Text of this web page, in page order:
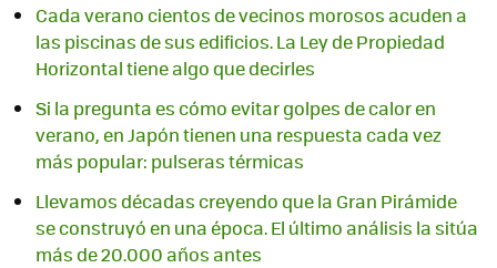
Cada verano cientos de vecinos morosos acuden a
las piscinas de sus edificios. La Ley de Propiedad
Horizontal tiene algo que decirles
Si la pregunta es cómo evitar golpes de calor en
verano, en Japón tienen una respuesta cada vez
más popular: pulseras térmicas
Llevamos décadas creyendo que la Gran Pirámide
se construyó en una época. El último análisis la sitúa
más de 20.000 años antes